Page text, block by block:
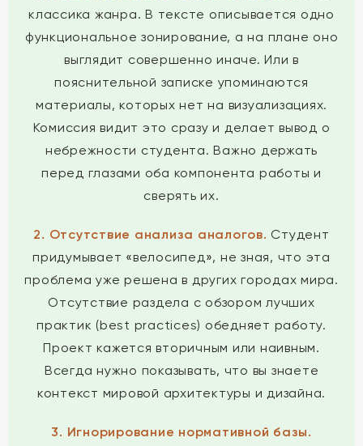
классика жанра. В тексте описывается одно
функциональное зонирование, а на плане оно
выглядит совершенно иначе. Или в
пояснительной записке упоминаются
материалы, которых нет на визуализациях.
Комиссия видит это сразу и делает вывод о
небрежности студента. Важно держать
перед глазами оба компонента работы и
сверять их.
2. Отсутствие анализа аналогов. Студент
придумывает «велосипед», не зная, что эта
проблема уже решена в других городах мира.
Отсутствие раздела с обзором лучших
практик (best practices) обедняет работу.
Проект кажется вторичным или наивным.
Всегда нужно показывать, что вы знаете
контекст мировой архитектуры и дизайна.
3. Игнорирование нормативной базы.